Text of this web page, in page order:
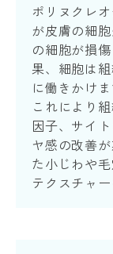
ポリヌクレ
が皮膚の細
の細胞が損
果、細胞は
に働きかけま
これにより
因子、サイ
ヤ感の改善
た小じわや
テクスチャ